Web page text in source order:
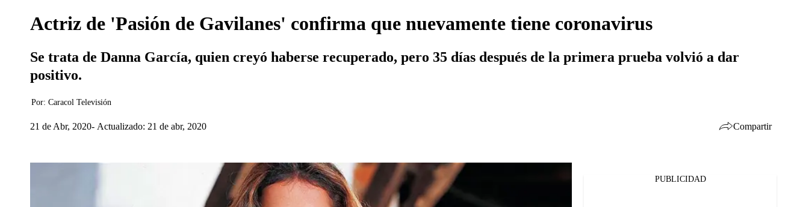
Actriz de 'Pasión de Gavilanes' confirma que nuevamente tiene coronavirus
Se trata de Danna García, quien creyó haberse recuperado, pero 35 días después de la primera prueba volvió a dar
positivo.
Por: Caracol Televisión
21 de Abr, 2020 Actualizado: 21 de abr, 2020 Compartir
PUBLICIDAD